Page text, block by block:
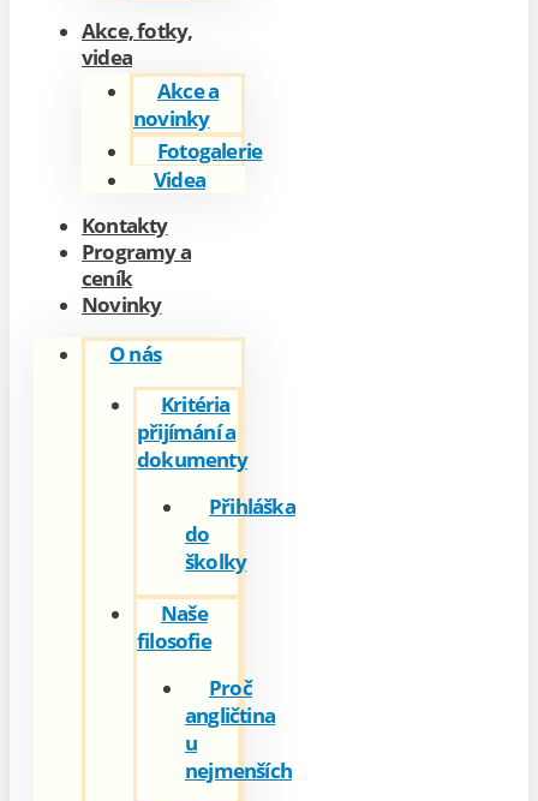
Akce, fotky,
videa
Akce a
novinky
Fotogalerie
Videa
Kontakty
Programy a
ceník
Novinky
O nás
Kritéria
přijímání a
dokumenty
Přihláška
do
školky
Naše
filosofie
Proč
angličtina
u
nejmenších